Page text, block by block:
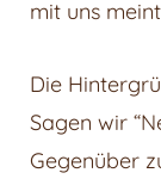
mit uns
Die
Sagen wir
Gegenüber